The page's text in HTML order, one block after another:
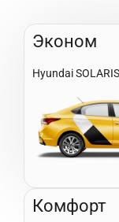
Эконом
Hyundai
Комфорт